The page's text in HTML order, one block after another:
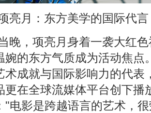
亮月：东方美学的国际代言
晚，项亮月身着一袭大红
婉的东方气质成为活动焦点
术成就与国际影响力的代表
更在全球流媒体平台创下播
"电影是跨越语言的艺术，